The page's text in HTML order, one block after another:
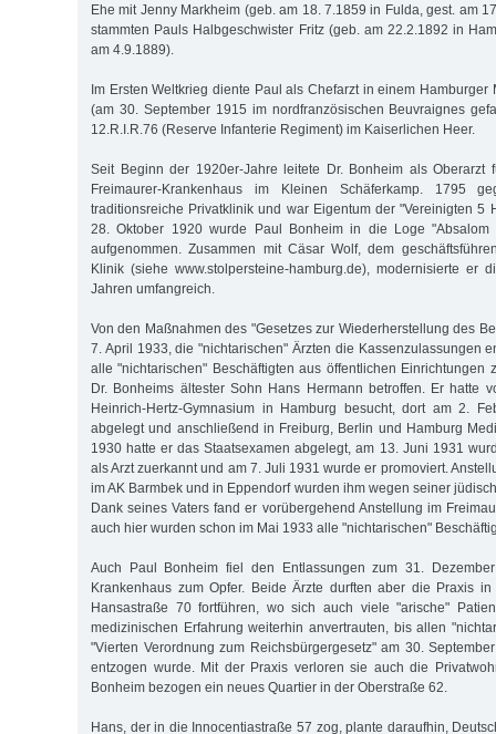
Ehe mit Jenny Markheim (geb. am 18. 7.1859 in Fulda, gest. am
stammten Pauls Halbgeschwister Fritz (geb. am 22.2.1892 in
am 4.9.1889).
Im Ersten Weltkrieg diente Paul als Chefarzt in einem Hamburger
(am 30. September 1915 im nordfranzösischen Beuvraignes
12.R.I.R.76 (Reserve Infanterie Regiment) im Kaiserlichen Heer.
Seit Beginn der 1920er-Jahre leitete Dr. Bonheim als Oberarzt
Freimaurer-Krankenhaus im Kleinen Schäferkamp. 1795
traditionsreiche Privatklinik und war Eigentum der "Vereinigten 5
28. Oktober 1920 wurde Paul Bonheim in die Loge
aufgenommen. Zusammen mit Cäsar Wolf, dem
Klinik (siehe www.stolpersteine-hamburg.de), modernisierte er
Jahren umfangreich.
Von den Maßnahmen des "Gesetzes zur Wiederherstellung des
7. April 1933, die "nichtarischen" Ärzten die Kassenzulassungen
alle "nichtarischen" Beschäftigten aus öffentlichen Einrichtungen
Dr. Bonheims ältester Sohn Hans Hermann betroffen. Er hatte
Heinrich-Hertz-Gymnasium in Hamburg besucht, dort am 2.
abgelegt und anschließend in Freiburg, Berlin und Hamburg
1930 hatte er das Staatsexamen abgelegt, am 13. Juni 1931
als Arzt zuerkannt und am 7. Juli 1931 wurde er promoviert.
im AK Barmbek und in Eppendorf wurden ihm wegen seiner
Dank seines Vaters fand er vorübergehend Anstellung im
auch hier wurden schon im Mai 1933 alle "nichtarischen"
Auch Paul Bonheim fiel den Entlassungen zum 31.
Krankenhaus zum Opfer. Beide Ärzte durften aber die Praxis
Hansastraße 70 fortführen, wo sich auch viele "arische"
medizinischen Erfahrung weiterhin anvertrauten, bis allen
"Vierten Verordnung zum Reichsbürgergesetz" am 30.
entzogen wurde. Mit der Praxis verloren sie auch die
Bonheim bezogen ein neues Quartier in der Oberstraße 62.
Hans, der in die Innocentiastraße 57 zog, plante daraufhin,